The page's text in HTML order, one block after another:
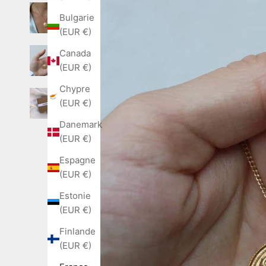
Bulgarie
(EUR €)
Canada
(EUR €)
Chypre
(EUR €)
Danemark
(EUR €)
Espagne
(EUR €)
Estonie
(EUR €)
Finlande
(EUR €)